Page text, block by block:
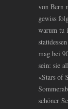
von Bern
gewiss
warum tu
mag bei
sein: sie
«Stars of
schöner